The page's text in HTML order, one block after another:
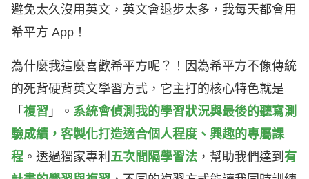
避免太久沒用英文，英文會退步太多，我每天都會用
希平方 App！
為什麼我這麼喜歡希平方呢？！因為希平方不像傳統
的死背硬背英文學習方式，它主打的核心特色就是
「 複習 」。 系統會偵測我的學習狀況與最後的聽寫測
驗成績，客製化打造適合個人程度、興趣的專屬課
程 。透過獨家專利 五次間隔學習法 ，幫助我們達到 有